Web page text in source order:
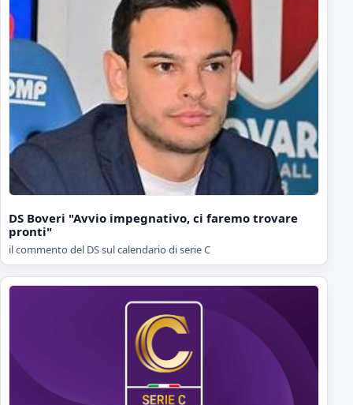
DS Boveri "Avvio impegnativo, ci faremo trovare
pronti"
il commento del DS sul calendario di serie C